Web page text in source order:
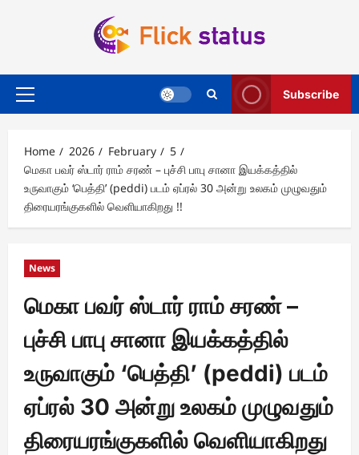
Primary
Subscribe
Home 2026 February
5
மெகா பவர் ஸ்டார் ராம் சரண் – புச்சி பாபு சானா இயக்கத்தில்
உருவாகும் ‘பெத்தி’ (peddi) படம் ஏப்ரல் 30 அன்று உலகம் முழுவதும்
திரையரங்குகளில் வெளியாகிறது !!
News
மெகா பவர் ஸ்டார் ராம் சரண் –
புச்சி பாபு சானா இயக்கத்தில்
உருவாகும் ‘பெத்தி’ (peddi) படம்
ஏப்ரல் 30 அன்று உலகம் முழுவதும்
திரையரங்குகளில் வெளியாகிறது